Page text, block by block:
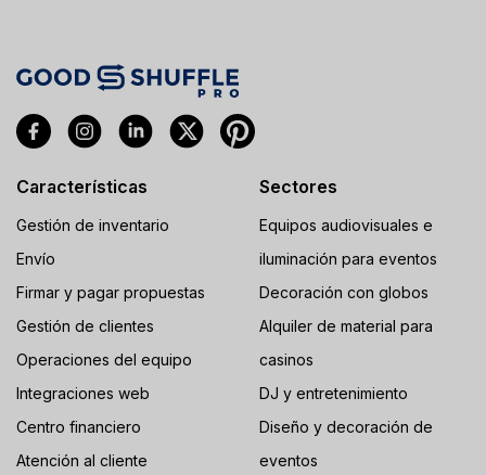
Características
Gestión de inventario
Envío
Firmar y pagar propuestas
Gestión de clientes
Operaciones del equipo
Integraciones web
Centro financiero
Atención al cliente
Sectores
Equipos audiovisuales e
iluminación para eventos
Decoración con globos
Alquiler de material para
casinos
DJ y entretenimiento
Diseño y decoración de
eventos